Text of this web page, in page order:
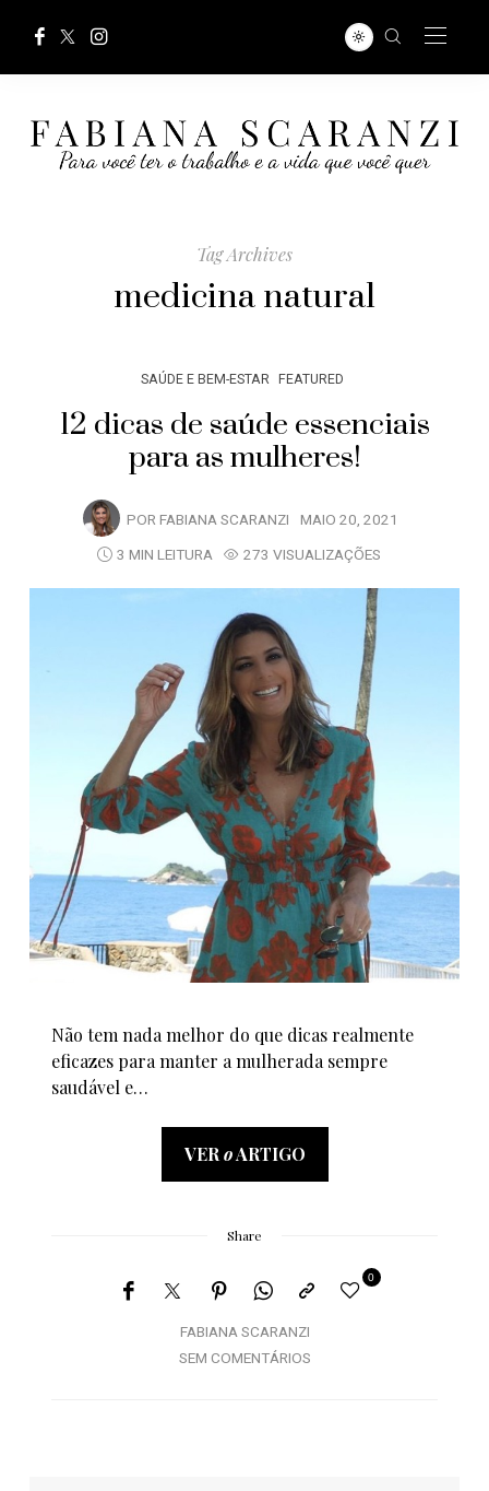
Tag Archives
medicina natural
SAÚDE E BEM-ESTAR FEATURED
12 dicas de saúde essenciais
para as mulheres!
POR FABIANA SCARANZI MAIO 20, 2021
3 MIN LEITURA
273 VISUALIZAÇÕES
Não tem nada melhor do que dicas realmente
eficazes para manter a mulherada sempre
saudável e…
VER oARTIGO
Share
FABIANA SCARANZI
0
SEM COMENTÁRIOS